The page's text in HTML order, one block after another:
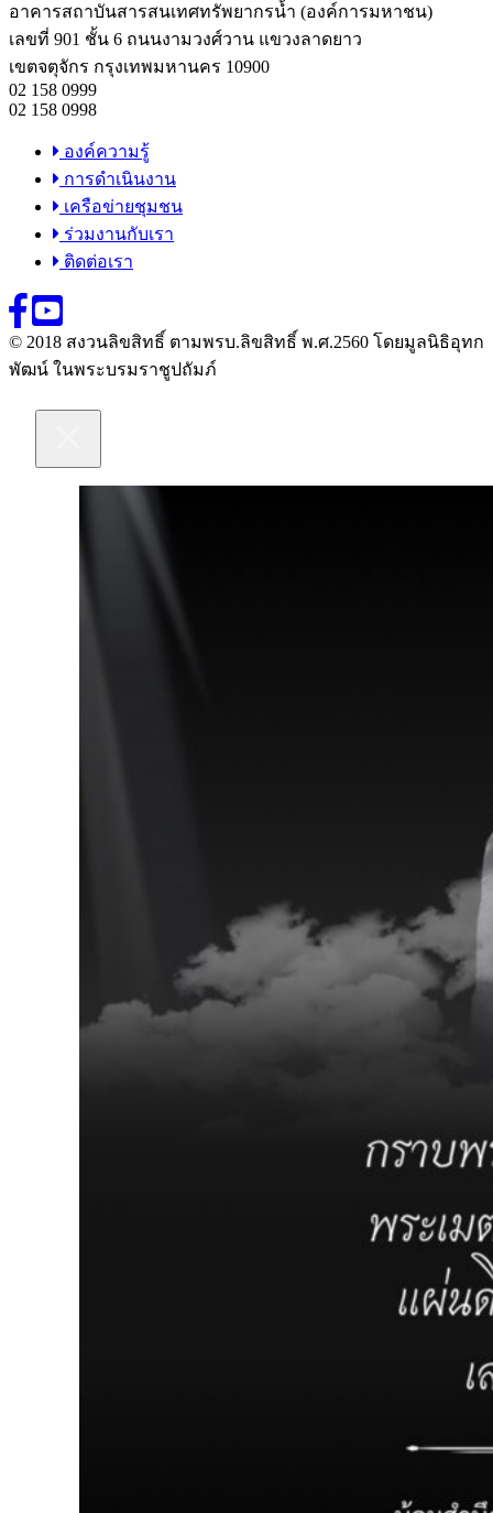
อาคารสถาบันสารสนเทศทรัพยากรน้ำ (องค์การมหาชน)
เลขที่ 901 ชั้น 6 ถนนงามวงศ์วาน แขวงลาดยาว
เขตจตุจักร กรุงเทพมหานคร 10900
02 158 0999
02 158 0998
องค์ความรู้
การดำเนินงาน
เครือข่ายชุมชน
ร่วมงานกับเรา
ติดต่อเรา
© 2018 สงวนลิขสิทธิ์ ตามพรบ.ลิขสิทธิ์ พ.ศ.2560 โดยมูลนิธิอุทก
พัฒน์ ในพระบรมราชูปถัมภ์